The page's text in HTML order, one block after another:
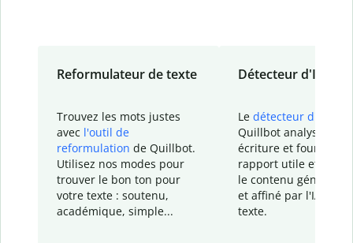
Reformulateur de texte
Trouvez les mots justes
avec l'outil de
reformulation de Quillbot.
Utilisez nos modes pour
trouver le bon ton pour
votre texte : soutenu,
académique, simple...
Détecteur d'IA
Le détecteur d'IA
Quillbot analyse votre
écriture et fournit un
rapport utile et
le contenu généré
et affiné par l'IA
texte.